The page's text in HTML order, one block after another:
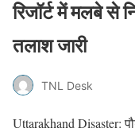
रिजॉर्ट में मलबे से
तलाश जारी
TNL Desk
Uttarakhand Disaster: